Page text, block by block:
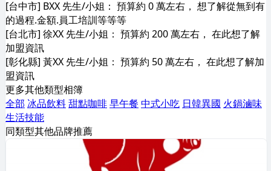
[台中市] BXX 先生/小姐： 預算約 0 萬左右， 想了解從無到有
的過程.金額.員工培訓等等等
[台北市] 徐XX 先生/小姐： 預算約 200 萬左右， 在此想了解
加盟資訊
[彰化縣] 黃XX 先生/小姐： 預算約 50 萬左右， 在此想了解加
盟資訊
更多其他類型相簿
全部 冰品飲料甜點咖啡早午餐 中式小吃 日韓異國 火鍋滷味
生活技能
同類型其他品牌推薦